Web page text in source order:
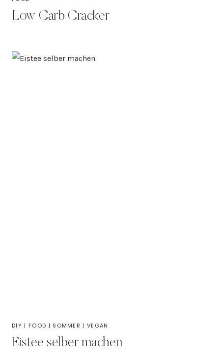
Low Carb Cracker
DIY | FOOD | SOMMER |VEGAN
Eistee selber machen